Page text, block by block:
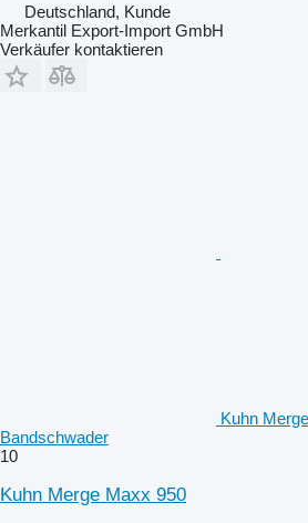
Deutschland, Kunde
Merkantil Export-Import GmbH
Verkäufer kontaktieren
Kuhn
Bandschwader
10
Kuhn Merge Maxx 950